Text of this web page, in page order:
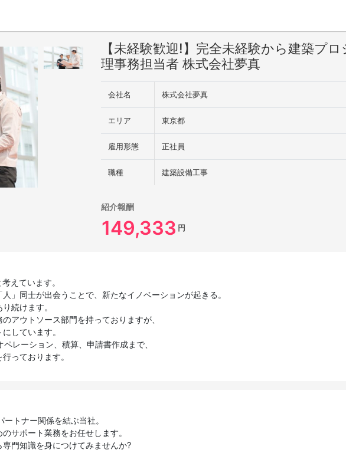
【未経験歓迎!】完全未経験から建築プ
理事務担当者 株式会社夢真
会社名 株式会社夢真
エリア 東京都
雇用形態 正社員
職種 建築設備工事
紹介報酬
149,333 円
えています。
」同士が出会うことで、新たなイノベーションが起きる。
続けます。
アウトソース部門を持っておりますが、
しています。
レーション、積算、申請書作成まで、
っております。
トナー関係を結ぶ当社。
サポート業務をお任せします。
門知識を身につけてみませんか?